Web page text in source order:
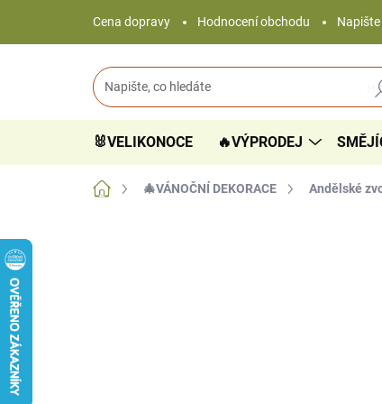
obsah
Cena dopravy Hodnocení obchodu
🐰VELIKONOCE 🔥VÝPRODEJ
Domů 🎄VÁNOČNÍ DEKORACE Andělské